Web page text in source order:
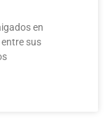
en
sus